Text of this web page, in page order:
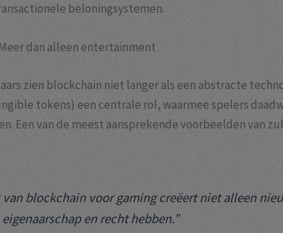
beloningsystemen.
dan alleen entertainment
zien blockchain niet langer als een abstracte
tokens) een centrale rol, waarmee spelers
Een van de meest aansprekende voorbeelden van
van blockchain voor gaming creëert niet alleen
en recht hebben.”